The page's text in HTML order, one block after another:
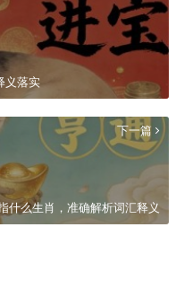
义落实
下一篇
什么生肖，准确解析词汇释义